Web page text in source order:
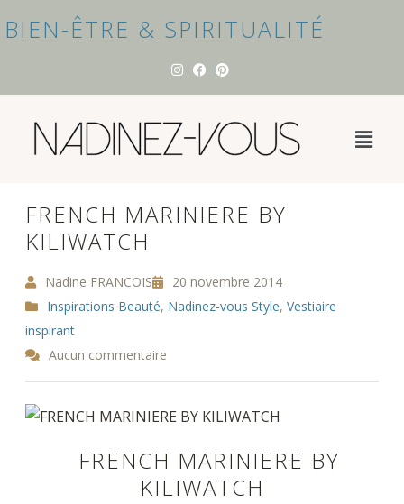
BIEN-ÊTRE & SPIRITUALITÉ
FRENCH MARINIERE BY
KILIWATCH
Nadine FRANCOIS
20 novembre 2014
Inspirations Beauté, Nadinez-vous Style,Vestiaire
inspirant
Aucun commentaire
FRENCH MARINIERE BY
KILIWATCH